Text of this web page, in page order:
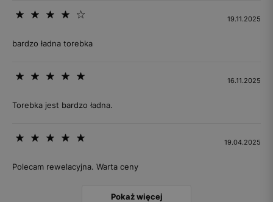
19.11.2025
bardzo ładna torebka
16.11.2025
Torebka jest bardzo ładna.
19.04.2025
Polecam rewelacyjna. Warta ceny
Pokaż więcej